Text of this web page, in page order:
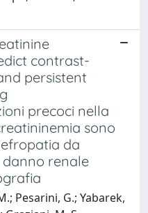
contrast-
persistent
precoci nella
sono
da
renale
Pesarini, G.; Yabarek,